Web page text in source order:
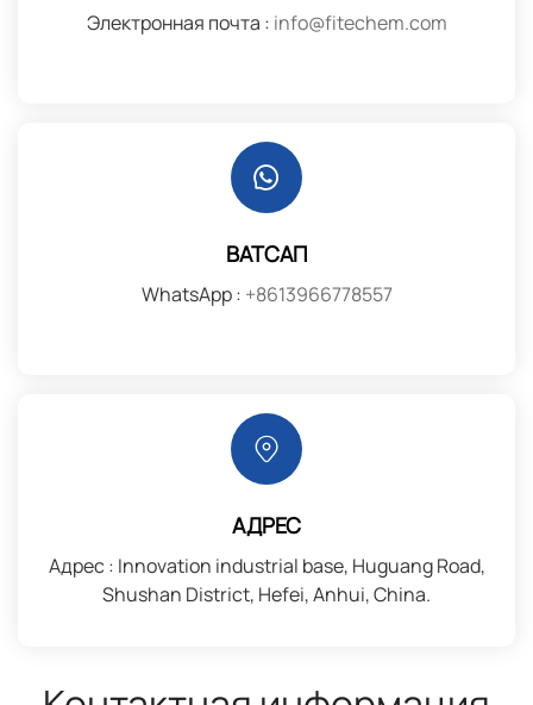
Электронная почта : info@fitechem.com
ВАТСАП
WhatsApp : +8613966778557
АДРЕС
Адрес : Innovation industrial base, Huguang Road,
Shushan District, Hefei, Anhui, China.